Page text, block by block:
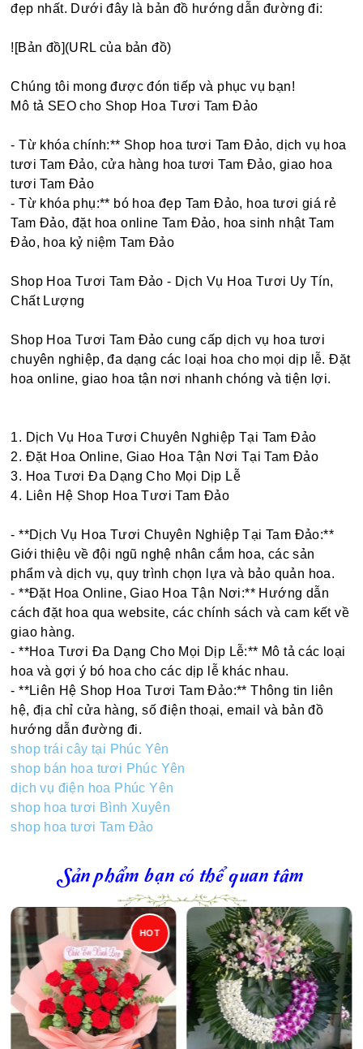
đẹp nhất. Dưới đây là bản đồ hướng dẫn đường đi:
![Bản đồ](URL của bản đồ)
Chúng tôi mong được đón tiếp và phục vụ bạn!
Mô tả SEO cho Shop Hoa Tươi Tam Đảo
- Từ khóa chính:** Shop hoa tươi Tam Đảo, dịch vụ hoa
tươi Tam Đảo, cửa hàng hoa tươi Tam Đảo, giao hoa
tươi Tam Đảo
- Từ khóa phụ:** bó hoa đẹp Tam Đảo, hoa tươi giá rẻ
Tam Đảo, đặt hoa online Tam Đảo, hoa sinh nhật Tam
Đảo, hoa kỷ niệm Tam Đảo
Shop Hoa Tươi Tam Đảo - Dịch Vụ Hoa Tươi Uy Tín,
Chất Lượng
Shop Hoa Tươi Tam Đảo cung cấp dịch vụ hoa tươi
chuyên nghiệp, đa dạng các loại hoa cho mọi dịp lễ. Đặt
hoa online, giao hoa tận nơi nhanh chóng và tiện lợi.
1. Dịch Vụ Hoa Tươi Chuyên Nghiệp Tại Tam Đảo
2. Đặt Hoa Online, Giao Hoa Tận Nơi Tại Tam Đảo
3. Hoa Tươi Đa Dạng Cho Mọi Dịp Lễ
4. Liên Hệ Shop Hoa Tươi Tam Đảo
- **Dịch Vụ Hoa Tươi Chuyên Nghiệp Tại Tam Đảo:**
Giới thiệu về đội ngũ nghệ nhân cắm hoa, các sản
phẩm và dịch vụ, quy trình chọn lựa và bảo quản hoa.
- **Đặt Hoa Online, Giao Hoa Tận Nơi:** Hướng dẫn
cách đặt hoa qua website, các chính sách và cam kết về
giao hàng.
- **Hoa Tươi Đa Dạng Cho Mọi Dịp Lễ:** Mô tả các loại
hoa và gợi ý bó hoa cho các dịp lễ khác nhau.
- **Liên Hệ Shop Hoa Tươi Tam Đảo:** Thông tin liên
hệ, địa chỉ cửa hàng, số điện thoại, email và bản đồ
hướng dẫn đường đi.
shop trái cây tại Phúc Yên
shop bán hoa tươi Phúc Yên
dịch vụ điện hoa Phúc Yên
shop hoa tươi Bình Xuyên
shop hoa tươi Tam Đảo
Sản phẩm bạn có thể quan tâm
HOT